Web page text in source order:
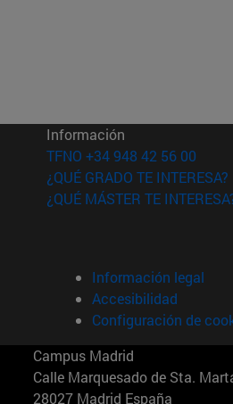
ventana)
en nueva ventana)
nueva ventana)
Información
TFNO +34 948 42 56 00
¿QUÉ GRADO TE INTERESA?
¿QUÉ MÁSTER TE
Información legal
Accesibilidad
Configuración de
Campus Madrid
Calle Marquesado de Sta.
28027 Madrid España